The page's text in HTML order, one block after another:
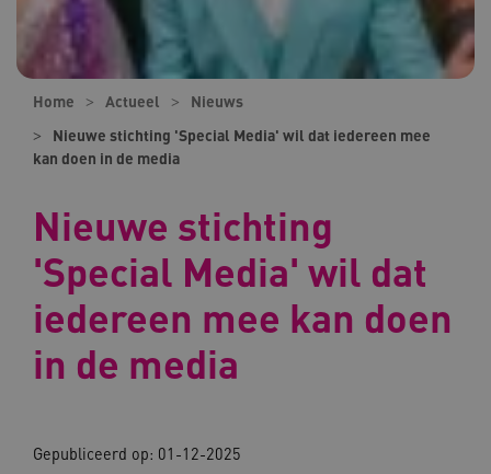
Home Actueel
Nieuws
Nieuwe stichting 'Special Media' wil dat iedereen mee
kan doen in de media
Nieuwe stichting
'Special Media' wil dat
iedereen mee kan doen
in de media
Gepubliceerd op: 01-12-2025